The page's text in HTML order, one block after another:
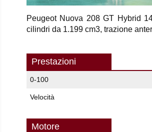
Peugeot Nuova 208 GT Hybrid
cilindri da 1.199 cm3, trazione
Prestazioni
0-100
Velocità
Motore